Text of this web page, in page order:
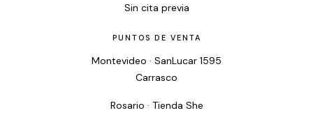
Sin cita previa
PUNTOS DE VENTA
Montevideo · SanLucar 1595
Carrasco
Rosario · Tienda She